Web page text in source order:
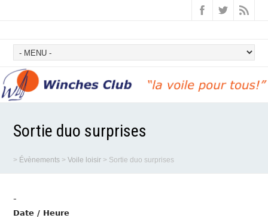
Sortie duo surprises
> Évènements >Voile loisir > Sortie duo surprises
-
Date / Heure